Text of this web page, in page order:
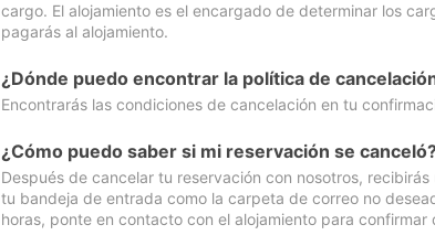
cargo. El alojamiento es el encargado de determinar los
pagarás al alojamiento.
¿Dónde puedo encontrar la política de
Encontrarás las condiciones de cancelación en tu
¿Cómo puedo saber si mi reservación se
Después de cancelar tu reservación con nosotros,
tu bandeja de entrada como la carpeta de correo no
horas, ponte en contacto con el alojamiento para